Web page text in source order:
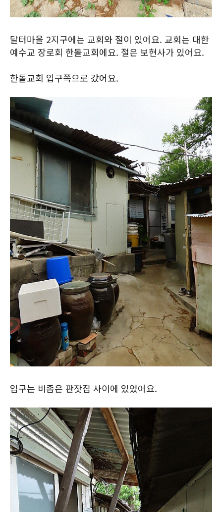
달터마을 2지구에는 교회와 절이 있어요. 교회는 대한
예수교 장로회 한돌교회에요. 절은 보현사가 있어요.
한돌교회 입구쪽으로 갔어요.
입구는 비좁은 판잣집 사이에 있었어요.